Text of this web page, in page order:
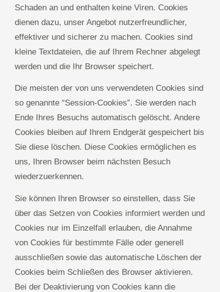
Schaden an und enthalten keine Viren. Cookies
dienen dazu, unser Angebot nutzerfreundlicher,
effektiver und sicherer zu machen. Cookies sind
kleine Textdateien, die auf Ihrem Rechner abgelegt
werden und die Ihr Browser speichert.
Die meisten der von uns verwendeten Cookies sind
so genannte “Session-Cookies”. Sie werden nach
Ende Ihres Besuchs automatisch gelöscht. Andere
Cookies bleiben auf Ihrem Endgerät gespeichert bis
Sie diese löschen. Diese Cookies ermöglichen es
uns, Ihren Browser beim nächsten Besuch
wiederzuerkennen.
Sie können Ihren Browser so einstellen, dass Sie
über das Setzen von Cookies informiert werden und
Cookies nur im Einzelfall erlauben, die Annahme
von Cookies für bestimmte Fälle oder generell
ausschließen sowie das automatische Löschen der
Cookies beim Schließen des Browser aktivieren.
Bei der Deaktivierung von Cookies kann die